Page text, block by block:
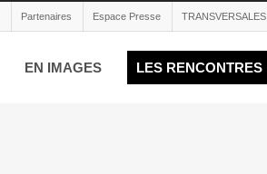
Partenaires Espace Presse TRANSVERSALES
EN IMAGES LES RENCONTRES